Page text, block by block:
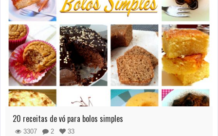
20 receitas de vó para bolos simples
3307 2
33